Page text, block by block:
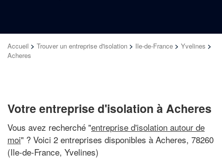
Accueil > Trouver un entreprise d'isolation > Ile-de-France > Yvelines >
Acheres
Votre entreprise d'isolation à Acheres
Vous avez recherché "entreprise d'isolation autour de
moi" ? Voici 2 entreprises disponibles à Acheres, 78260
(Ile-de-France, Yvelines)